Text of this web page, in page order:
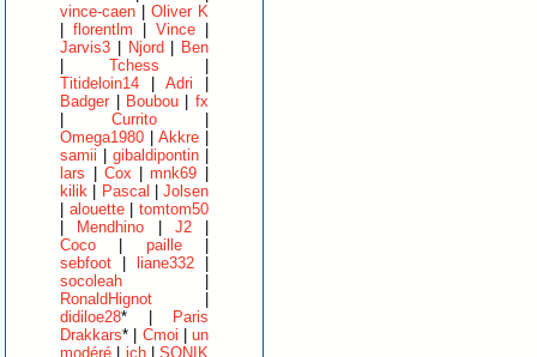
vince-caen
Oliver K
|florentlm Vince|
Jarvis3
Njord
Ben
Tchess
Titideloin14
Adri
Badger
Boubou
fx
Currito
Omega1980
Akkre|
samii
gibaldipontin|
lars
Cox |mnk69
kilik
Pascal
Jolsen
alouette| tomtom50
Mendhino J2|
Coco
paille|
sebfoot
liane332|
socoleah
RonaldHignot
didiloe28* |
Paris
Drakkars* | Cmoi
un
modéré
jch| SONIK